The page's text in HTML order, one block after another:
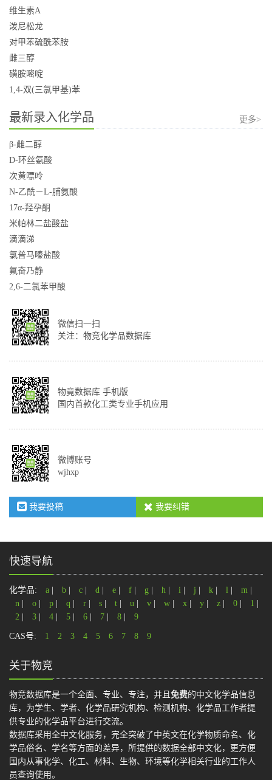
维生素A
泼尼松龙
对甲苯硫酰苯胺
雌三醇
磺胺嘧啶
1,4-双(三氯甲基)苯
最新录入化学品 更多>
β-雌二醇
D-环丝氨酸
次黄嘌呤
N-乙酰－L-脯氨酸
17α-羟孕酮
米帕林二盐酸盐
滴滴涕
氯普马嗪盐酸
氟奋乃静
2,6-二氯苯甲酸
微信扫一扫
关注：物竞化学品数据库
物竟数据库 手机版
国内首款化工类专业手机应用
微博账号
wjhxp
我要投稿 我要纠错
快速导航
化学品: a b c d e f g h i j k l m
n
o p q r s t u v w x y z 0 1
2
3 4 5 6 7 8 9
CAS号: 1 2 3 4 5 6 7 8 9
关于物竞
物竞数据库是一个全面、专业、专注，并且 免费的中文化学品信息
库，为学生、学者、化学品研究机构、检测机构、化学品工作者提
供专业的化学品平台进行交流。
数据库采用全中文化服务，完全突破了中英文在化学物质命名、化
学品俗名、学名等方面的差异，所提供的数据全部中文化，更方便
国内从事化学、化工、材料、生物、环境等化学相关行业的工作人
员查询使用。